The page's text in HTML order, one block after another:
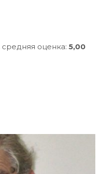
средняя оценка: 5,00